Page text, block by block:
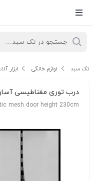
تک سبد لوازم خانگی ابزار
درب توری مغناطیسی آسان مش
mesh door height 230cm